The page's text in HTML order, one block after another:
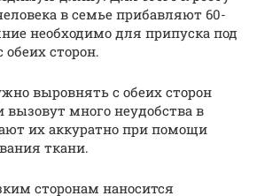
в семье прибавляют 60-
необходимо для припуска под
обеих сторон.
выровнять с обеих сторон
вызовут много неудобства в
их аккуратно при помощи
ткани.
сторонам наносится